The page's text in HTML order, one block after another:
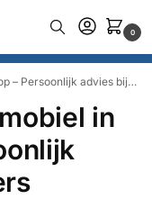
0
advies bij Scootsters
in